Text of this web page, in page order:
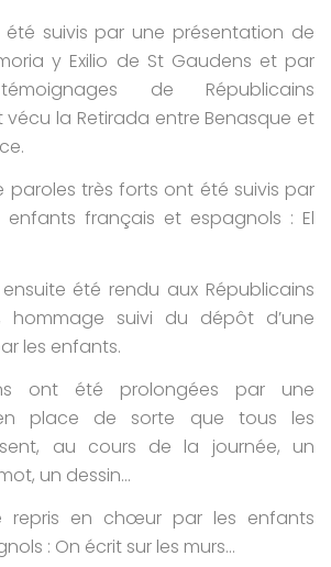
été suivis par une présentation de
y Exilio de St Gaudens et par
de Républicains
la Retirada entre Benasque et
paroles très forts ont été suivis par
français et espagnols : El
été rendu aux Républicains
hommage suivi du dépôt d’une
les enfants.
ont été prolongées par une
place de sorte que tous les
au cours de la journée, un
un dessin…
repris en chœur par les enfants
: On écrit sur les murs…